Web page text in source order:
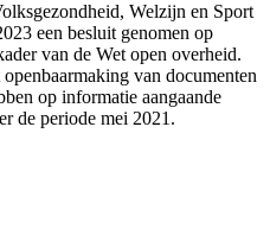
Welzijn en Sport
een besluit genomen op
van de Wet open overheid.
van documenten
op informatie aangaande
de periode mei 2021.